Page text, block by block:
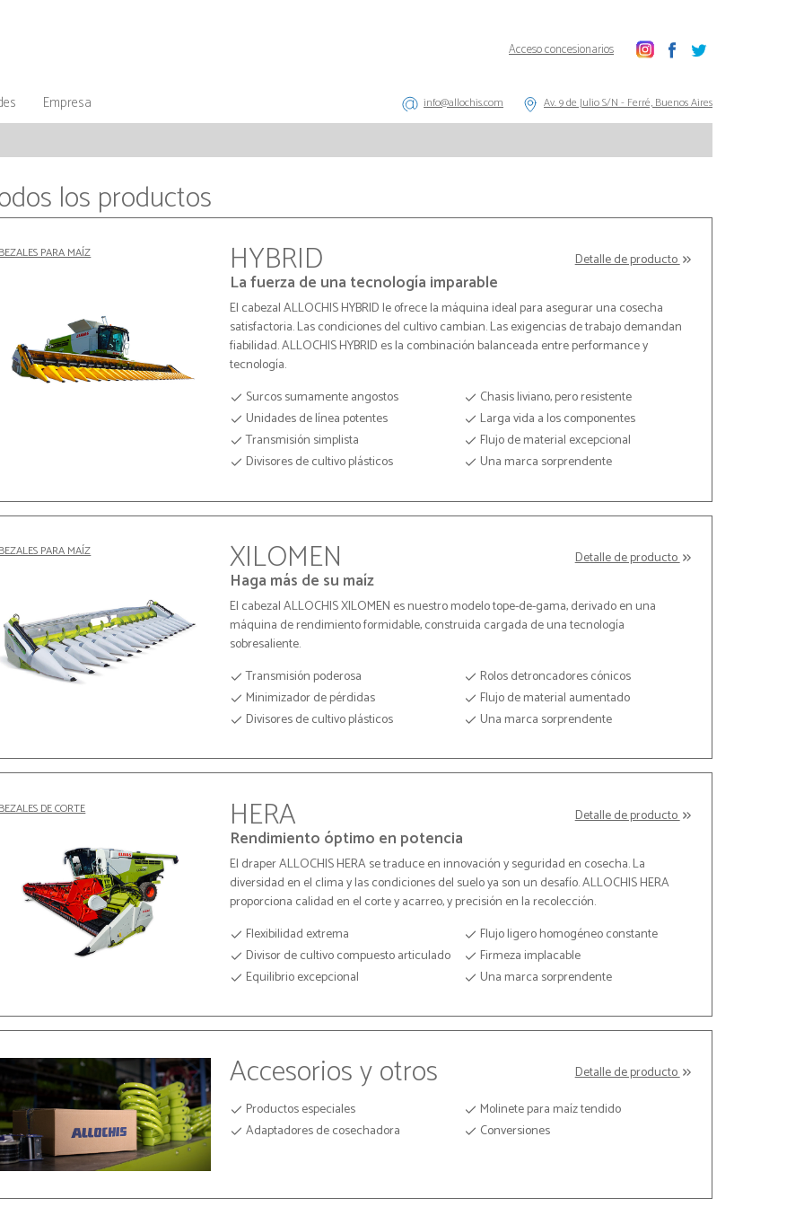
Acceso concesionarios
Empresa info@allochis.com Av. 9 de Julio S/N - Ferré, Buenos Aires
los productos
PARA MAÍZ HYBRID Detalle de producto
La fuerza de una tecnología imparable
El cabezal ALLOCHIS HYBRID le ofrece la máquina ideal para asegurar una cosecha
satisfactoria. Las condiciones del cultivo cambian. Las exigencias de trabajo demandan
fiabilidad. ALLOCHIS HYBRID es la combinación balanceada entre performance y
tecnología.
Surcos sumamente angostos
Chasis liviano, pero resistente
Unidades de línea potentes
Larga vida a los componentes
Transmisión simplista
Flujo de material excepcional
Divisores de cultivo plásticos
Una marca sorprendente
PARA MAÍZ XILOMEN Detalle de producto
Haga más de su maíz
El cabezal ALLOCHIS XILOMEN es nuestro modelo tope-de-gama, derivado en una
máquina de rendimiento formidable, construida cargada de una tecnología
sobresaliente.
Transmisión poderosa
Rolos detroncadores cónicos
Minimizador de pérdidas
Flujo de material aumentado
Divisores de cultivo plásticos
Una marca sorprendente
DE CORTE HERA Detalle de producto
Rendimiento óptimo en potencia
El draper ALLOCHIS HERA se traduce en innovación y seguridad en cosecha. La
diversidad en el clima y las condiciones del suelo ya son un desafío. ALLOCHIS HERA
proporciona calidad en el corte y acarreo, y precisión en la recolección.
Flexibilidad extrema
Flujo ligero homogéneo constante
Divisor de cultivo compuesto articulado
Firmeza implacable
Equilibrio excepcional
Una marca sorprendente
Accesorios y otros
Detalle de producto
Productos especiales
Molinete para maíz tendido
Adaptadores de cosechadora
Conversiones